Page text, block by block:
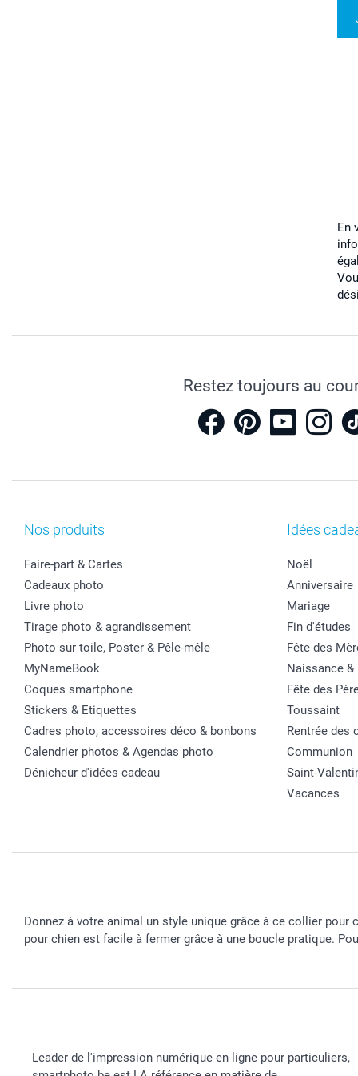
En
Restez toujours au
Nos produits
Faire-part & Cartes
Cadeaux photo
Livre photo
Tirage photo & agrandissement
Photo sur toile, Poster & Pêle-mêle
MyNameBook
Coques smartphone
Stickers & Etiquettes
Cadres photo, accessoires déco & bonbons
Calendrier photos & Agendas photo
Dénicheur d'idées cadeau
Idées
Noël
Anniversaire
Mariage
Fin d'études
Fête des
Naissance &
Fête des
Toussaint
Rentrée des
Communion
Saint-
Vacances
Donnez à votre animal un style unique grâce à ce collier
pour chien est facile à fermer grâce à une boucle pratique.
Leader de l'impression numérique en ligne pour particuliers,